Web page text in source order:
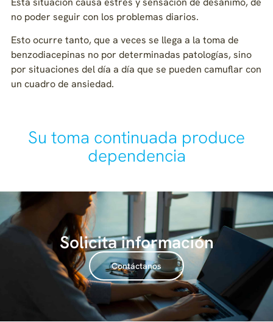
no poder seguir con los problemas diarios.
Esto ocurre tanto, que a veces se llega a la toma de
benzodiacepinas no por determinadas patologías, sino
por situaciones del día a día que se pueden camuflar con
un cuadro de ansiedad.
Su toma continuada produce
dependencia
Solicita información
Contáctanos